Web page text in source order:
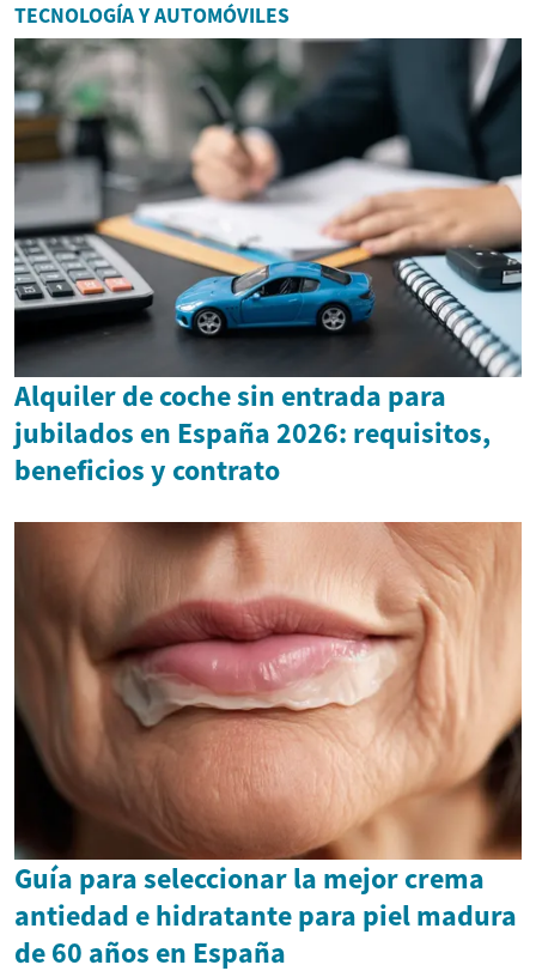
TECNOLOGÍA Y AUTOMÓVILES
Alquiler de coche sin entrada para
jubilados en España 2026: requisitos,
beneficios y contrato
Guía para seleccionar la mejor crema
antiedad e hidratante para piel madura
de 60 años en España